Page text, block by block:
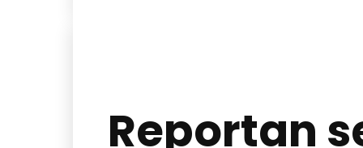
Reportan